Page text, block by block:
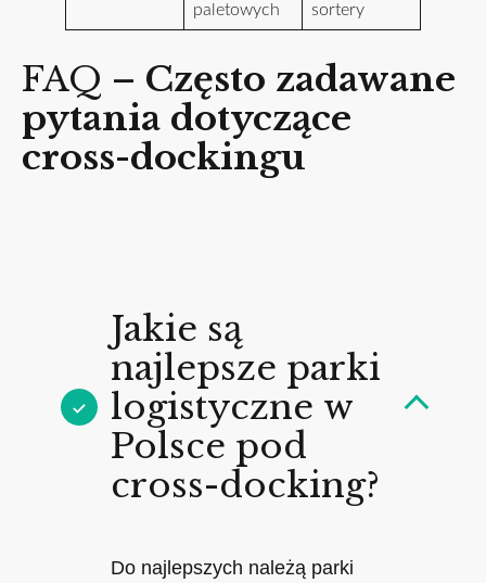
paletowych
sortery
FAQ – Często zadawane
pytania dotyczące
cross-dockingu
Jakie są
najlepsze parki
logistyczne w
Polsce pod
cross-docking?
Do najlepszych należą parki